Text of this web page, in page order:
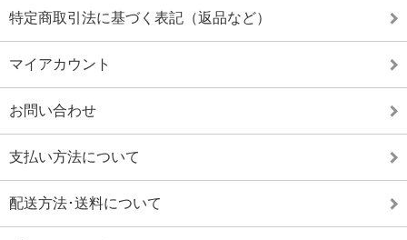
特定商取引法に基づく表記（返品など）
マイアカウント
お問い合わせ
支払い方法について
配送方法･送料について